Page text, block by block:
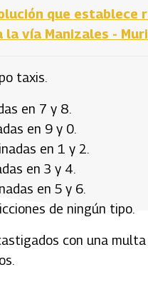
que establece
la vía Manizales -
taxis.
en 7 y 8.
en 9 y 0.
en 1 y 2.
en 3 y 4.
en 5 y 6.
de ningún tipo.
con una